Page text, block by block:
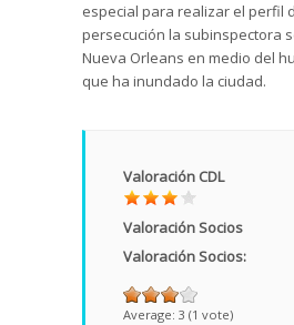
especial para realizar el perfil
persecución la subinspectora
Nueva Orleans en medio del
que ha inundado la ciudad.
Valoración CDL
Valoración Socios
Valoración Socios:
Average: 3 (1 vote)